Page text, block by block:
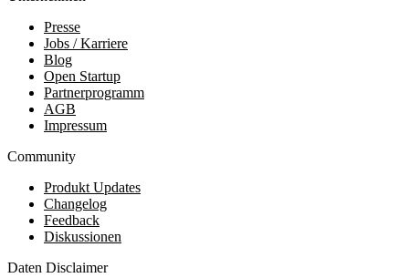
Presse
Jobs / Karriere
Blog
Open Startup
Partnerprogramm
AGB
Impressum
Community
Produkt Updates
Changelog
Feedback
Diskussionen
Daten Disclaimer